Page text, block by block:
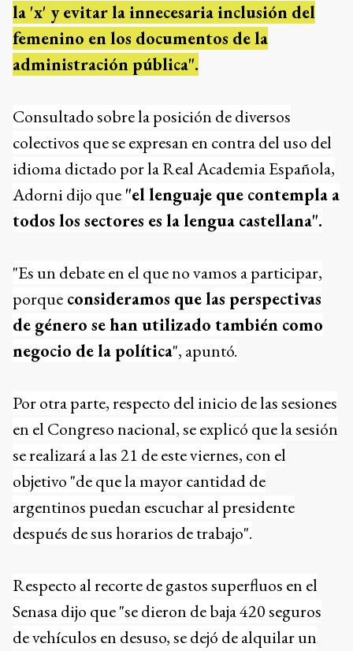
la 'x' y evitar la innecesaria inclusión del
femenino en los documentos de la
administración pública".
Consultado sobre la posición de diversos
colectivos que se expresan en contra del uso del
idioma dictado por la Real Academia Española,
Adorni dijo que "el lenguaje que contempla a
todos los sectores es la lengua castellana".
"Es un debate en el que no vamos a participar,
porque consideramos que las perspectivas
de género se han utilizado también como
negocio de la política", apuntó.
Por otra parte, respecto del inicio de las sesiones
en el Congreso nacional, se explicó que la sesión
se realizará a las 21 de este viernes, con el
objetivo "de que la mayor cantidad de
argentinos puedan escuchar al presidente
después de sus horarios de trabajo".
Respecto al recorte de gastos superfluos en el
Senasa dijo que "se dieron de baja 420 seguros
de vehículos en desuso, se dejó de alquilar un